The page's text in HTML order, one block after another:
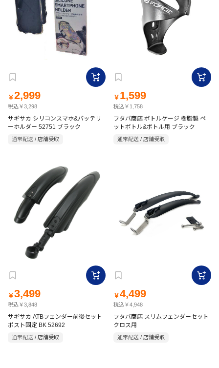
￥2,999
税込￥3,298
サギサカ シリコンスマホ&バッテリ
ーホルダー 52751 ブラック
通常配送 / 店舗受取
￥ 1,599
税込￥1,758
フタバ商店 ボトルケージ 樹脂製 ペ
ットボトル&ボトル用 ブラック
通常配送 / 店舗受取
￥3,499
税込￥3,848
サギサカ ATBフェンダー前後セット
ポスト固定 BK 52692
通常配送 / 店舗受取
￥4,499
税込￥4,948
フタバ商店 スリムフェンダーセット
クロス用
通常配送 / 店舗受取